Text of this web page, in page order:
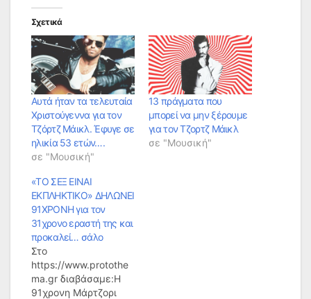
Σχετικά
Αυτά ήταν τα τελευταία
Χριστούγεννα για τον
Τζόρτζ Μάικλ. Έφυγε σε
ηλικία 53 ετών….
σε "Μουσική"
13 πράγματα που
μπορεί να μην ξέρουμε
για τον Τζορτζ Μάικλ
σε "Μουσική"
«ΤΟ ΣΕΞ ΕΙΝΑΙ
ΕΚΠΛΗΚΤΙΚΟ» ΔΗΛΩΝΕΙ
91ΧΡΟΝΗ για τον
31χρονο εραστή της και
προκαλεί… σάλο
Στο
https://www.protothe
ma.gr διαβάσαμε:H
91χρονη Μάρτζορι